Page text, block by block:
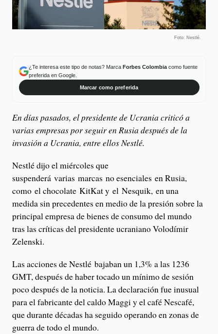
Foto: Nestlé.
¿Te interesa este tipo de notas? Marca Forbes Colombiacomo fuente
preferida en Google.
Marcar como preferida
En días pasados, el presidente de Ucrania criticó a
varias empresas por seguir en Rusia después de la
invasión a Ucrania, entre ellos Nestlé.
Nestlé dijo el miércoles que
suspenderá varias marcas no esenciales en Rusia,
como el chocolate KitKat y el Nesquik, en una
medida sin precedentes en medio de la presión sobre la
principal empresa de bienes de consumo del mundo
tras las críticas del presidente ucraniano Volodímir
Zelenski.
Las acciones de Nestlé bajaban un 1,3% a las 1236
GMT, después de haber tocado un mínimo de sesión
poco después de la noticia. La declaración fue inusual
para el fabricante del caldo Maggi y el café Nescafé,
que durante décadas ha seguido operando en zonas de
guerra de todo el mundo.